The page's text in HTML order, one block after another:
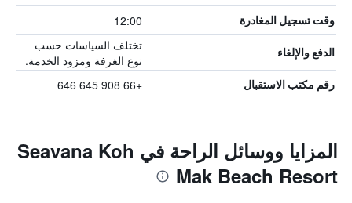
وقت تسجيل المغادرة 12:00
الدفع والإلغاء
تختلف السياسات حسب
نوع الغرفة ومزود الخدمة.
رقم مكتب الاستقبال +66 908 645 646
المزايا ووسائل الراحة في Seavana Koh
Mak Beach Resort